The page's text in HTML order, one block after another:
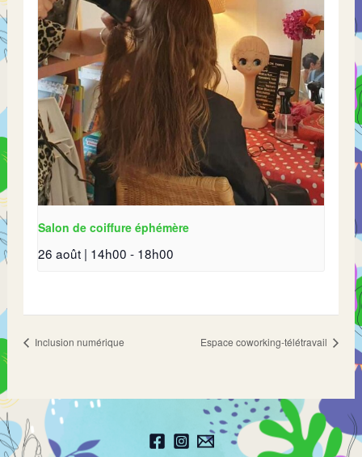
Salon de coiffure éphémère
26 août | 14h00 - 18h00
Inclusion numérique Espace coworking-télétravail